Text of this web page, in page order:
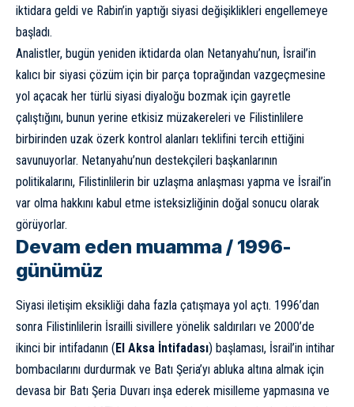
iktidara geldi ve Rabin’in yaptığı siyasi değişiklikleri engellemeye
başladı.
Analistler, bugün yeniden iktidarda olan Netanyahu’nun, İsrail’in
kalıcı bir siyasi çözüm için bir parça toprağından vazgeçmesine
yol açacak her türlü siyasi diyaloğu bozmak için gayretle
çalıştığını, bunun yerine etkisiz müzakereleri ve Filistinlilere
birbirinden uzak özerk kontrol alanları teklifini tercih ettiğini
savunuyorlar. Netanyahu’nun destekçileri başkanlarının
politikalarını, Filistinlilerin bir uzlaşma anlaşması yapma ve İsrail’in
var olma hakkını kabul etme isteksizliğinin doğal sonucu olarak
görüyorlar.
Devam eden muamma / 1996-
günümüz
Siyasi iletişim eksikliği daha fazla çatışmaya yol açtı. 1996’dan
sonra Filistinlilerin İsrailli sivillere yönelik saldırıları ve 2000’de
ikinci bir intifadanın (El Aksa İntifadası) başlaması, İsrail’in intihar
bombacılarını durdurmak ve Batı Şeria’yı abluka altına almak için
devasa bir Batı Şeria Duvarı inşa ederek misilleme yapmasına ve